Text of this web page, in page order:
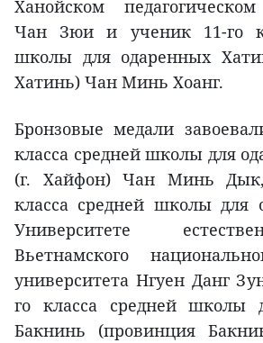
Ханойском
Чан Зюи и ученик 11-го
школы для одаренных
Хатинь) Чан Минь Хоанг.
Бронзовые медали
класса средней школы для
(г. Хайфон) Чан Минь
класса средней школы для
Университете
Вьетнамского
университета Нгуен Данг
го класса средней школы
Бакнинь (провинция